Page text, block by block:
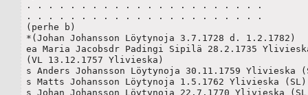
. . . . . . . . . . . . . . . . . . . . . .
. . . . . . . . . . . . . . . . . . . . . .
(perhe b)
*(Johan Johansson Löytynoja 3.7.1728 d. 1.2.1782)
ea Maria Jacobsdr Padingi Sipilä 28.2.1735
(VL 13.12.1757 Ylivieska)
s Anders Johansson Löytynoja 30.11.1759 Ylivieska
s Matts Johansson Löytynoja 1.5.1762 Ylivieska
s Johan Johansson Löytynoja 22.7.1770 Ylivieska